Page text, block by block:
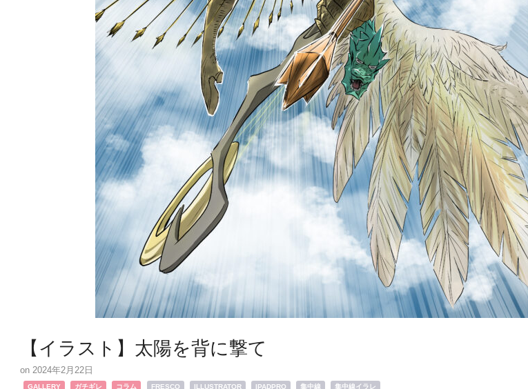
【イラスト】太陽を背に撃て
2024年2月22日
GALLERY ガチギレ コラム FRESCO ILLUSTRATOR IPADPRO 集中線 集中線イラレ
巨大重力
ア） –